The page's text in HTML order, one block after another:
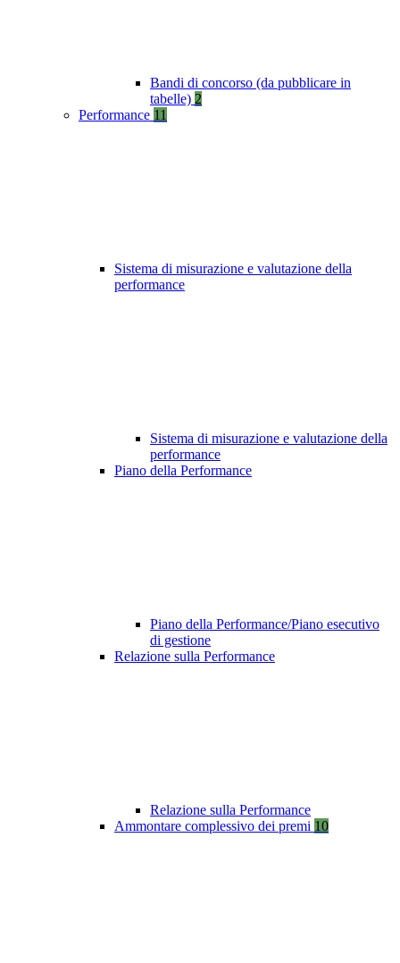
Bandi di concorso (da pubblicare in
tabelle) 2
Performance 11
Sistema di misurazione e valutazione della
performance
Sistema di misurazione e valutazione della
performance
Piano della Performance
Piano della Performance/Piano esecutivo
di gestione
Relazione sulla Performance
Relazione sulla Performance
Ammontare complessivo dei premi 10